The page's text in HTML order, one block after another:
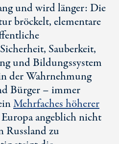
und wird länger: Die
bröckelt, elementare
Sauberkeit,
und Bildungssystem
der Wahrnehmung
Bürger – immer
Mehrfaches höherer
angeblich nicht
Russland zu